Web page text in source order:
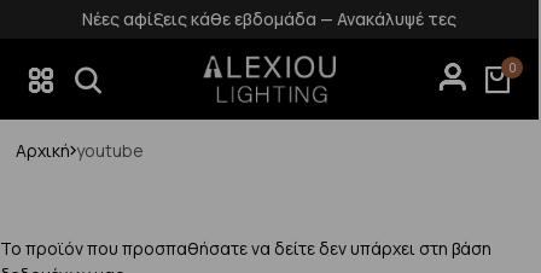
Νέες αφίξεις κάθε εβδομάδα — Ανακάλυψέ τες
0
Αρχική youtube
Το προϊόν που προσπαθήσατε να δείτε δεν υπάρχει στη βάση